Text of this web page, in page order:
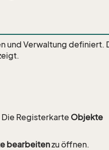
und Verwaltung definiert.
Registerkarte Objekte
bearbeitenzu öffnen.